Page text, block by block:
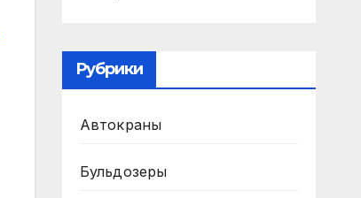
Рубрики
Автокраны
Бульдозеры